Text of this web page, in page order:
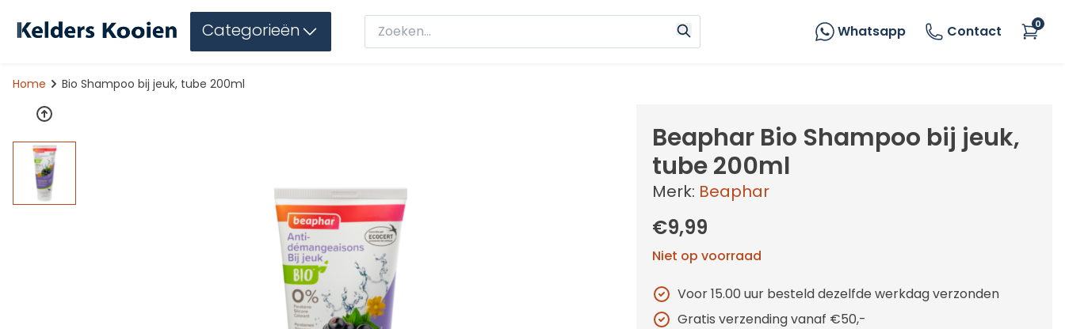
Categorieën Whatsapp Contact 0
Home Bio Shampoo bij jeuk, tube 200ml
Beaphar Bio Shampoo bij jeuk,
tube 200ml
Merk: Beaphar
€9,99
Niet op voorraad
Voor 15.00 uur besteld dezelfde werkdag verzonden
Gratis verzending vanaf €50,-